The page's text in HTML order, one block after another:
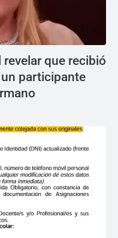
que recibió
participante